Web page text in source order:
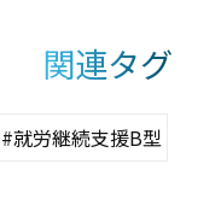
関連タグ
#就労継続支援B型